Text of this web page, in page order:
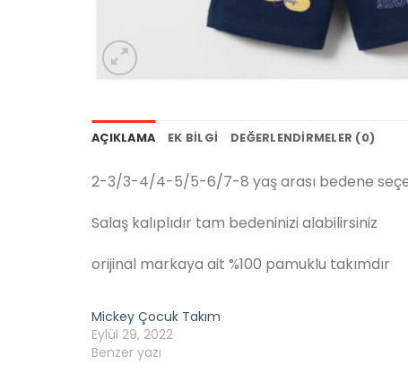
AÇIKLAMA EK BILGI DEĞERLENDIRMELER (0)
2-3/3-4/4-5/5-6/7-8 yaş arası bedene
Salaş kalıplıdır tam bedeninizi alabilirsiniz
orijinal markaya ait %100 pamuklu takımdır
Mickey Çocuk Takım
Eylül 29, 2022
Benzer yazı